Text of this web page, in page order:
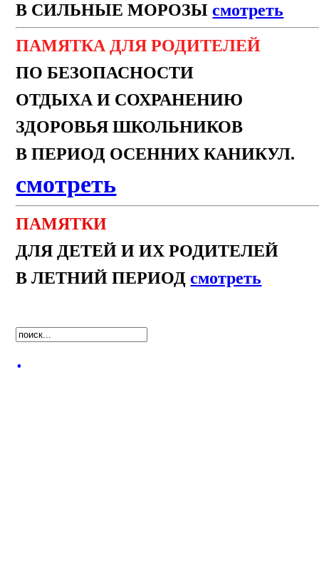
В СИЛЬНЫЕ МОРОЗЫсмотреть
ПАМЯТКА ДЛЯ РОДИТЕЛЕЙ
ПО БЕЗОПАСНОСТИ
ОТДЫХА И СОХРАНЕНИЮ
ЗДОРОВЬЯ ШКОЛЬНИКОВ
В ПЕРИОД ОСЕННИХ КАНИКУЛ.
смотреть
ПАМЯТКИ
ДЛЯ ДЕТЕЙ И ИХ РОДИТЕЛЕЙ
В ЛЕТНИЙ ПЕРИОДсмотреть
.